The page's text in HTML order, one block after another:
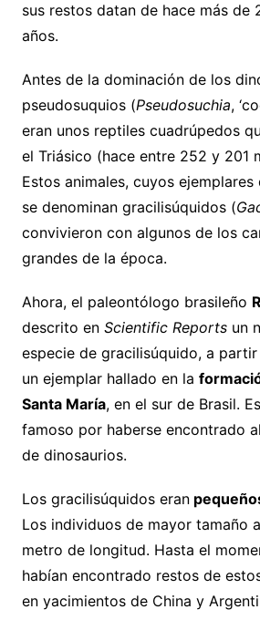
sus restos datan de hace más de
años.
Antes de la dominación de los
pseudosuquios (Pseudosuchia,
eran unos reptiles cuadrúpedos
el Triásico (hace entre 252 y 201
Estos animales, cuyos
se denominan gracilisúquidos (
convivieron con algunos de los
grandes de la época.
Ahora, el paleontólogo brasileño
descrito en Scientific Reportsun
especie de gracilisúquido, a
un ejemplar hallado en la
Santa María, en el sur de Brasil.
famoso por haberse encontrado
de dinosaurios.
Los gracilisúquidos eran
Los individuos de mayor tamaño
metro de longitud. Hasta el
habían encontrado restos de
en yacimientos de China y